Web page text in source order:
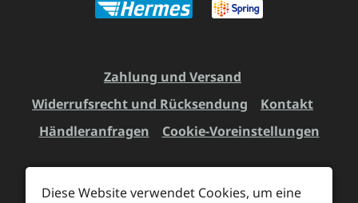
Zahlung und Versand
Widerrufsrecht und Rücksendung
Kontakt
Händleranfragen
Cookie-Voreinstellungen
Alle Preise inkl. gesetzl. Mehrwertsteuer zzgl.
Diese Website verwendet Cookies, um eine